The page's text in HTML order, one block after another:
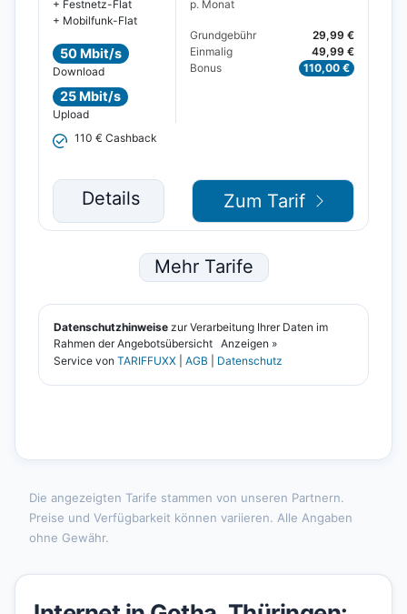
Die angezeigten Tarife stammen von unseren Partnern.
Preise und Verfügbarkeit können variieren. Alle Angaben
ohne Gewähr.